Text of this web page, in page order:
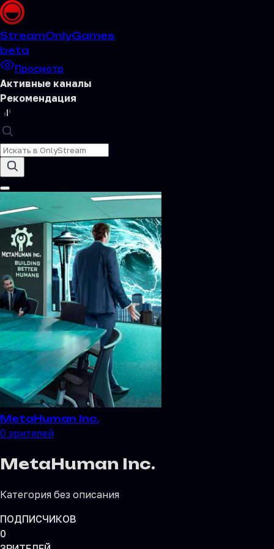
StreamOnlyGames
beta
Просмотр
Активные каналы
Рекомендация
MetaHuman Inc.
0 зрителей
MetaHuman Inc.
Категория без описания
ПОДПИСЧИКОВ
0